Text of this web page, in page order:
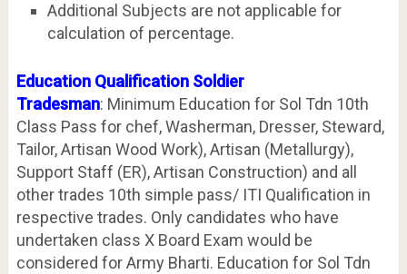
Additional Subjects are not applicable for
calculation of percentage.
Education Qualification Soldier
Tradesman: Minimum Education for Sol Tdn 10th
Class Pass for chef, Washerman, Dresser, Steward,
Tailor, Artisan Wood Work), Artisan (Metallurgy),
Support Staff (ER), Artisan Construction) and all
other trades 10th simple pass/ ITI Qualification in
respective trades. Only candidates who have
undertaken class X Board Exam would be
considered for Army Bharti. Education for Sol Tdn